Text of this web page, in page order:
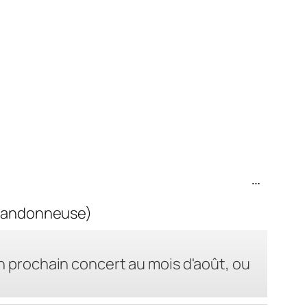
concert au mois d'août, ou
…